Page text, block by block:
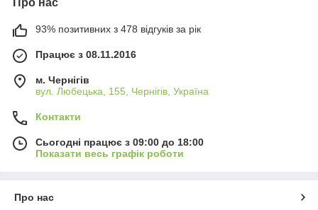
93% позитивних з 478 відгуків за рік
Працює з 08.11.2016
м. Чернігів
вул. Любецька, 155, Чернігів, Україна
Контакти
Сьогодні працює з 09:00 до 18:00
Показати весь графік роботи
Про нас